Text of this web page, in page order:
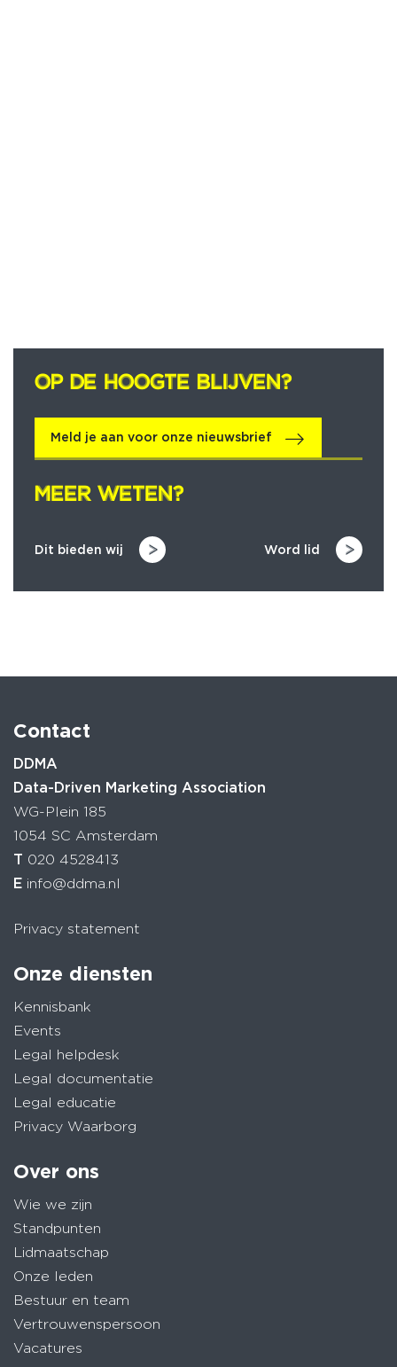
OP DE HOOGTE BLIJVEN?
OP DE HOOGTE BLIJVEN?
Meld je aan voor onze nieuwsbrief
MEER WETEN?
MEER WETEN?
Dit bieden wij Word lid
Contact
DDMA
Data-Driven Marketing Association
WG-Plein 185
1054 SC Amsterdam
T 020 4528413
E info@ddma.nl
Privacy statement
Onze diensten
Kennisbank
Events
Legal helpdesk
Legal documentatie
Legal educatie
Privacy Waarborg
Over ons
Wie we zijn
Standpunten
Lidmaatschap
Onze leden
Bestuur en team
Vertrouwenspersoon
Vacatures